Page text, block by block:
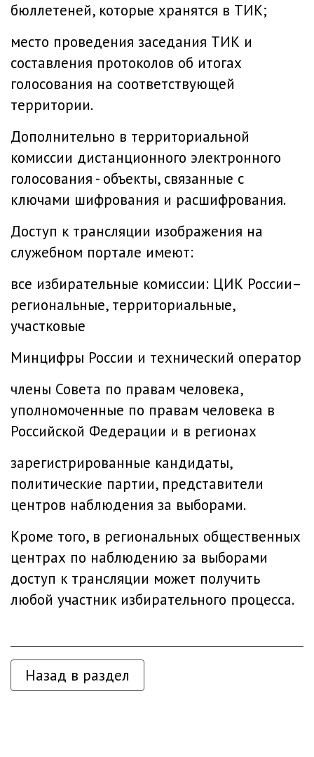
бюллетеней, которые хранятся в ТИК;
место проведения заседания ТИК и
составления протоколов об итогах
голосования на соответствующей
территории.
Дополнительно в территориальной
комиссии дистанционного электронного
голосования - объекты, связанные с
ключами шифрования и расшифрования.
Доступ к трансляции изображения на
служебном портале имеют:
все избирательные комиссии: ЦИК России–
региональные, территориальные,
участковые
Минцифры России и технический оператор
члены Совета по правам человека,
уполномоченные по правам человека в
Российской Федерации и в регионах
зарегистрированные кандидаты,
политические партии, представители
центров наблюдения за выборами.
Кроме того, в региональных общественных
центрах по наблюдению за выборами
доступ к трансляции может получить
любой участник избирательного процесса.
Назад в раздел